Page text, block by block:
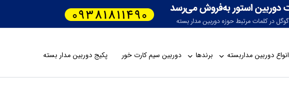
انواع دوربین مداربسته برندها دوربین سیم کارت خور پکیج دوربین مدار بسته